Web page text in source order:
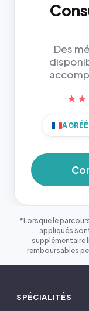
Des
*Lorsque le
appliqués
supplémentaire
remboursables
SPÉCIALITÉS